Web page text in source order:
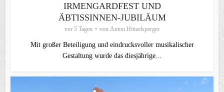
IRMENGARDFEST UND
ÄBTISSINNEN-JUBILÄUM
vor 5 Tagen von Anton Hötzelsperger
Mit großer Beteiligung und eindrucksvoller musikalischer
Gestaltung wurde das diesjährige...